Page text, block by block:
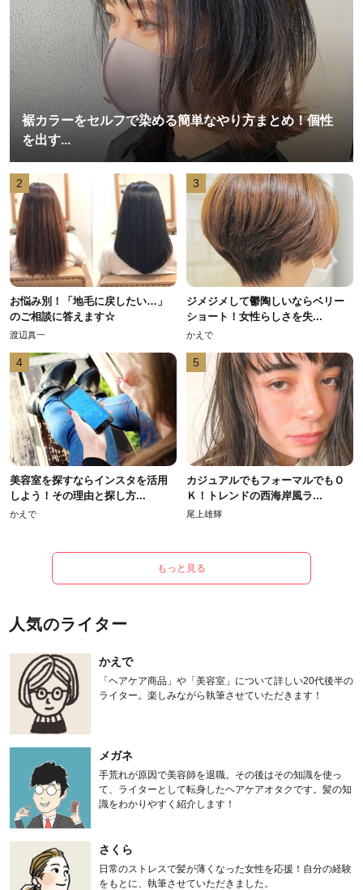
裾カラーをセルフで染める簡単なやり方まとめ！個性
を出す...
2
お悩み別！「地毛に戻したい…」
のご相談に答えます☆
渡辺真一
3
ジメジメして鬱陶しいならベリー
ショート！女性らしさを失...
かえで
4
美容室を探すならインスタを活用
しよう！その理由と探し方...
かえで
5
カジュアルでもフォーマルでもＯ
Ｋ！トレンドの西海岸風ラ...
尾上雄輝
もっと見る
人気のライター
かえで
「ヘアケア商品」や「美容室」について詳しい20代後半の
ライター。楽しみながら執筆させていただきます！
メガネ
手荒れが原因で美容師を退職。その後はその知識を使っ
て、ライターとして転身したヘアケアオタクです。髪の知
識をわかりやすく紹介します！
さくら
日常のストレスで髪が薄くなった女性を応援！自分の経験
をもとに、執筆させていただきました。